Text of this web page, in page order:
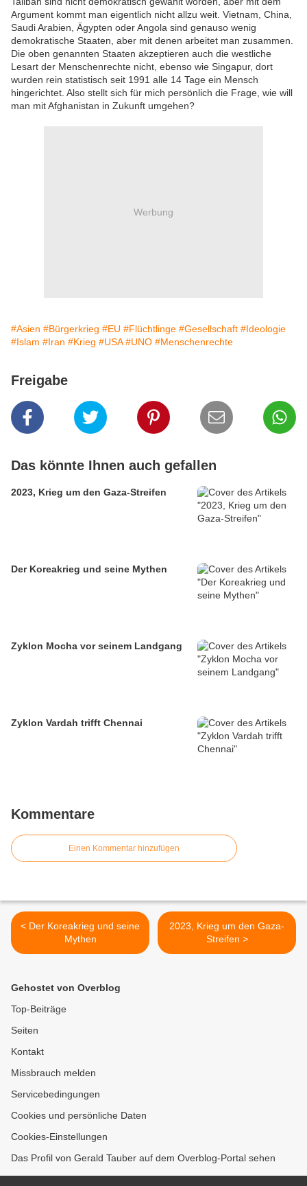
Argument kommt man eigentlich nicht allzu weit. Vietnam, China,
Saudi Arabien, Ägypten oder Angola sind genauso wenig
demokratische Staaten, aber mit denen arbeitet man zusammen.
Die oben genannten Staaten akzeptieren auch die westliche
Lesart der Menschenrechte nicht, ebenso wie Singapur, dort
wurden rein statistisch seit 1991 alle 14 Tage ein Mensch
hingerichtet. Also stellt sich für mich persönlich die Frage, wie will
man mit Afghanistan in Zukunft umgehen?
Werbung
#Asien #Bürgerkrieg #EU #Flüchtlinge #Gesellschaft #Ideologie
#Islam #Iran #Krieg #USA #UNO #Menschenrechte
Freigabe
Das könnte Ihnen auch gefallen
2023, Krieg um den Gaza-Streifen
Der Koreakrieg und seine Mythen
Zyklon Mocha vor seinem Landgang
Zyklon Vardah trifft Chennai
Kommentare
Einen Kommentar hinzufügen
< Der Koreakrieg und seine
Mythen
2023, Krieg um den Gaza-
Streifen >
Gehostet von Overblog
Top-Beiträge
Seiten
Kontakt
Missbrauch melden
Servicebedingungen
Cookies und persönliche Daten
Cookies-Einstellungen
Das Profil von Gerald Tauber auf dem Overblog-Portal sehen